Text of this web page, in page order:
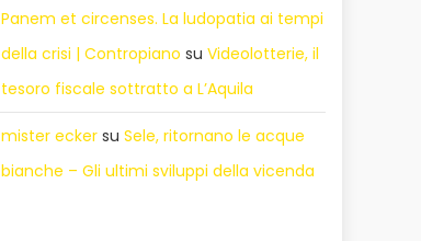
Panem et circenses. La ludopatia ai tempi
della crisi | Contropiano suVideolotterie, il
tesoro fiscale sottratto a L’Aquila
mister ecker suSele, ritornano le acque
bianche – Gli ultimi sviluppi della vicenda